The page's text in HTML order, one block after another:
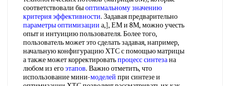
соответствовали быоптимальному значению
критерия эффективности. Задавая предварительно
параметры оптимизации а,], ЕМ и 8М, можно учесть
опыт и интуицию пользователя. Более того,
пользователь может это сделать задавая, например,
начальную конфигурацию ХТС с помощью матрицы
а также может корректироватьпроцесс синтезана
любом из егоэтапов. Важно отметить, что
использование мини-моделей при синтезе и